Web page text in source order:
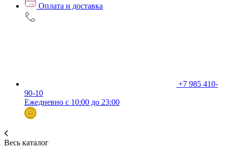
Оплата и доставка
+7 985 410-
90-10
Ежедневно с 10:00 до 23:00
Весь каталог